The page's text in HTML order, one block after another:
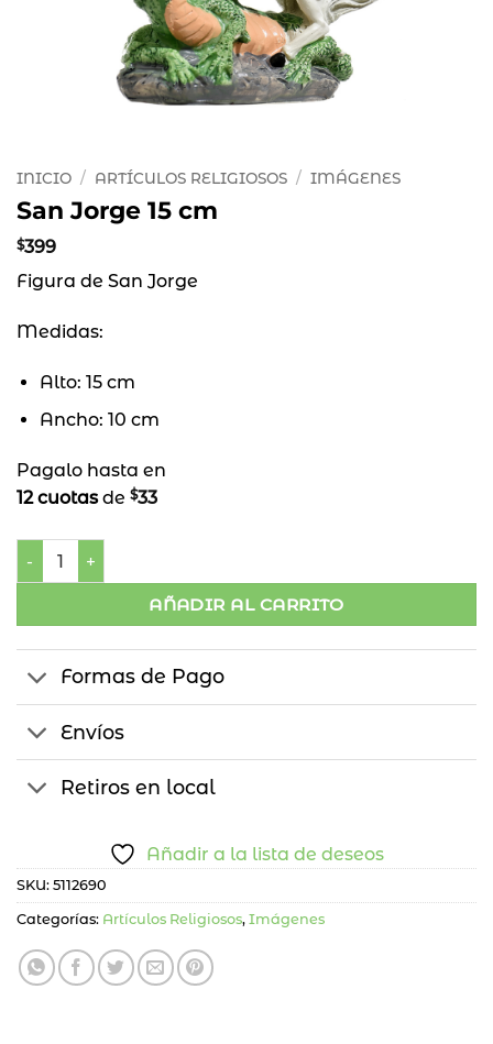
INICIO / ARTÍCULOS RELIGIOSOS / IMÁGENES
San Jorge 15 cm
$399
Figura de San Jorge
Medidas:
Alto: 15 cm
Ancho: 10 cm
Pagalo hasta en
12 cuotasde $33
San Jorge 15 cm cantidad
AÑADIR AL CARRITO
Formas de Pago
Envíos
Retiros en local
Añadir a la lista de deseos
SKU: 5112690
Categorías: Artículos Religiosos, Imágenes